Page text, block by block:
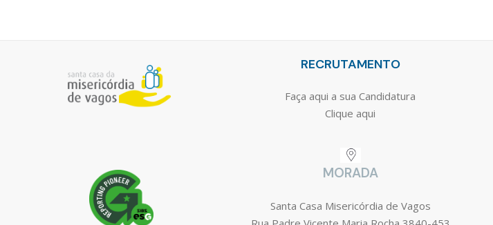
RECRUTAMENTO
Faça aqui a sua Candidatura
Clique aqui
MORADA
Santa Casa Misericórdia de Vagos